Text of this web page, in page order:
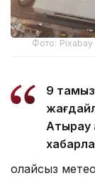
Фото: Pixabay
9
Атырау
Қолайсыз